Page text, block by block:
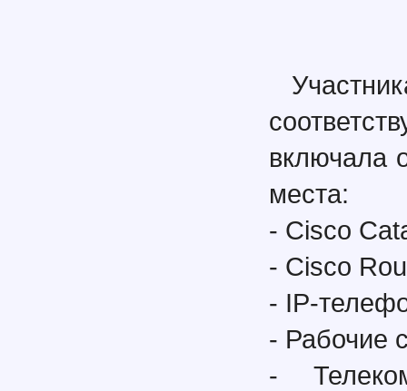
включала
места:
- Cisco
- Cisco
- IP-
- Рабочие
-